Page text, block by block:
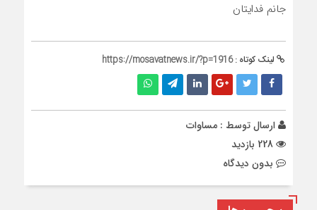
جانم فدایتان
لینک کوتاه :https://mosavatnews.ir/?p=1916
ارسال توسط : مساوات
بدون دیدگاه